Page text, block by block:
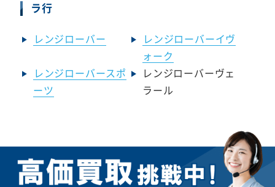
ラ行
レンジローバー
レンジローバーイヴ
ォーク
レンジローバースポ
ーツ
レンジローバーヴェ
ラール